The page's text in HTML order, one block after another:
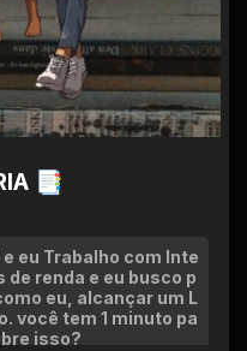
📑
eu Trabalho com Inte
renda e eu busco p
eu, alcançar um L
você tem 1 minuto pa
isso?